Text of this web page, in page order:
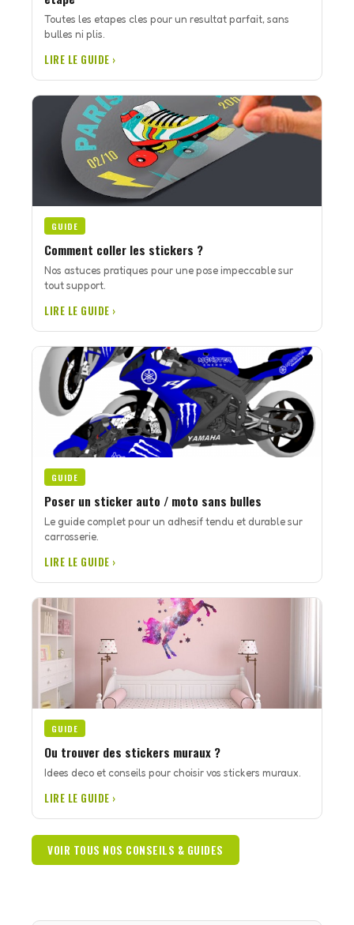
Toutes les etapes cles pour un resultat parfait, sans
bulles ni plis.
LIRE LE GUIDE ›
GUIDE
Comment coller les stickers ?
Nos astuces pratiques pour une pose impeccable sur
tout support.
LIRE LE GUIDE ›
GUIDE
Poser un sticker auto / moto sans bulles
Le guide complet pour un adhesif tendu et durable sur
carrosserie.
LIRE LE GUIDE ›
GUIDE
Ou trouver des stickers muraux ?
Idees deco et conseils pour choisir vos stickers muraux.
LIRE LE GUIDE ›
VOIR TOUS NOS CONSEILS & GUIDES